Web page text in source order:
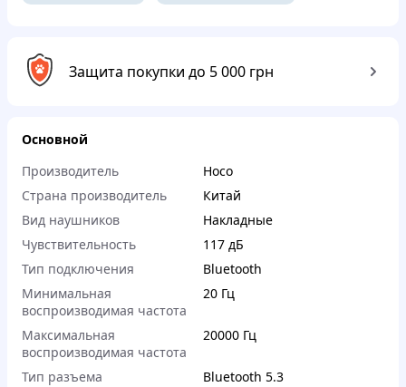
Защита покупки до 5 000 грн
Основной
Производитель
Hoco
Страна производитель
Китай
Вид наушников
Накладные
Чувствительность
117 дБ
Тип подключения
Bluetooth
Минимальная
воспроизводимая частота
20 Гц
Максимальная
воспроизводимая частота
20000 Гц
Тип разъема
Bluetooth 5.3